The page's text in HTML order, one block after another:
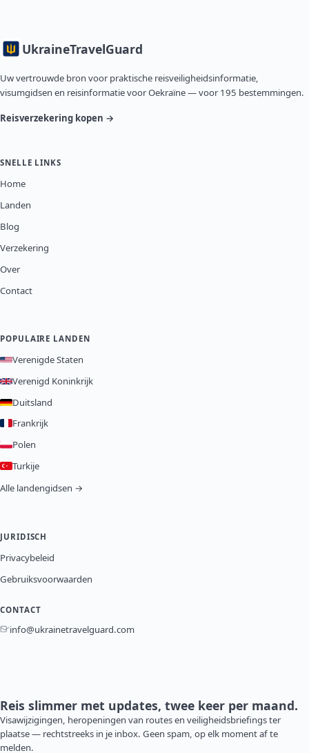
UkraineTravelGuard
Uw vertrouwde bron voor praktische reisveiligheidsinformatie,
visumgidsen en reisinformatie voor Oekraïne — voor 195 bestemmingen.
Reisverzekering kopen →
SNELLE LINKS
Home
Landen
Blog
Verzekering
Over
Contact
POPULAIRE LANDEN
Verenigde Staten
Verenigd Koninkrijk
Duitsland
Frankrijk
Polen
Turkije
Alle landengidsen →
JURIDISCH
Privacybeleid
Gebruiksvoorwaarden
CONTACT
info@ukrainetravelguard.com
Reis slimmer met updates, twee keer per maand.
Visawijzigingen, heropeningen van routes en veiligheidsbriefings ter
plaatse — rechtstreeks in je inbox. Geen spam, op elk moment af te
melden.